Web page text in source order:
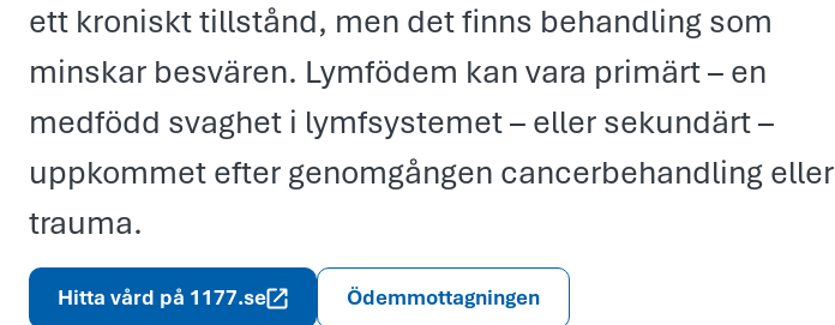
ett kroniskt tillstånd, men det finns behandling som
minskar besvären. Lymfödem kan vara primärt – en
medfödd svaghet i lymfsystemet – eller sekundärt –
uppkommet efter genomgången cancerbehandling eller
trauma.
Hitta vård på 1177.se Ödemmottagningen